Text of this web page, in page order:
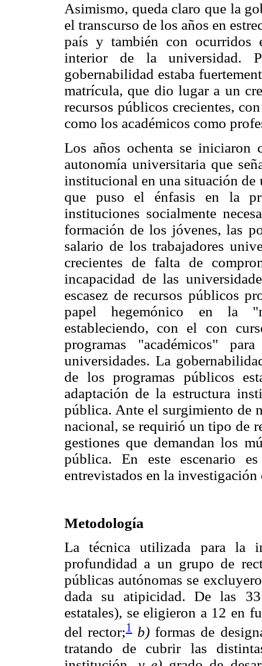
Asimismo, queda claro que la
el transcurso de los años en
país y también con ocurridos
interior de la universidad.
gobernabilidad estaba
matrícula, que dio lugar a un
recursos públicos crecientes,
como los académicos como
Los años ochenta se iniciaron
autonomía universitaria que
institucional en una situación de
que puso el énfasis en la
instituciones socialmente
formación de los jóvenes, las
salario de los trabajadores
crecientes de falta de
incapacidad de las
escasez de recursos públicos
papel hegemónico en la
estableciendo, con el con
programas "académicos"
universidades. La
de los programas públicos
adaptación de la estructura
pública. Ante el surgimiento de
nacional, se requirió un tipo de
gestiones que demandan los
pública. En este escenario
entrevistados en la investigación
Metodología
La técnica utilizada para la
profundidad a un grupo de
públicas autónomas se
dada su atipicidad. De las
estatales), se eligieron a 12 en
del rector;1 b) formas de
tratando de cubrir las